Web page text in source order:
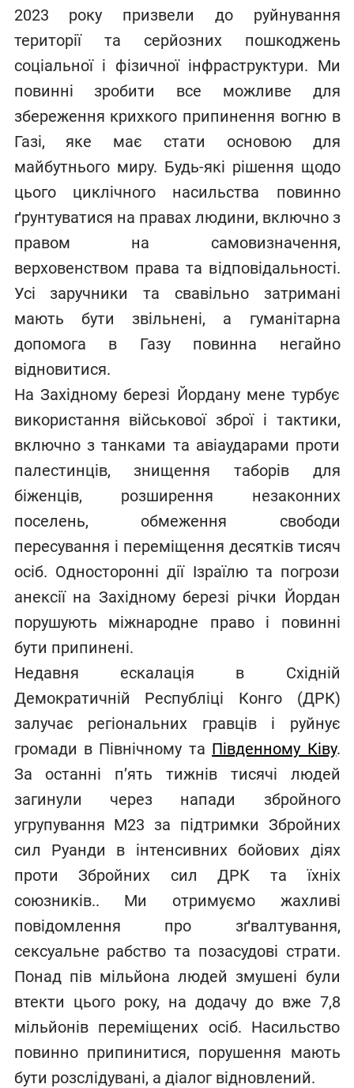
2023 року призвели до руйнування
території та серйозних пошкоджень
соціальної і фізичної інфраструктури. Ми
повинні зробити все можливе для
збереження крихкого припинення вогню в
Газі, яке має стати основою для
майбутнього миру. Будь-які рішення щодо
цього циклічного насильства повинно
ґрунтуватися на правах людини, включно з
правом на самовизначення,
верховенством права та відповідальності.
Усі заручники та свавільно затримані
мають бути звільнені, а гуманітарна
допомога в Газу повинна негайно
відновитися.
На Західному березі Йордану мене турбує
використання військової зброї і тактики,
включно з танками та авіаударами проти
палестинців, знищення таборів для
біженців, розширення незаконних
поселень, обмеження свободи
пересування і переміщення десятків тисяч
осіб. Односторонні дії Ізраїлю та погрози
анексії на Західному березі річки Йордан
порушують міжнародне право і повинні
бути припинені.
Недавня ескалація в Східній
Демократичній Республіці Конго (ДРК)
залучає регіональних гравців і руйнує
громади в Північному та Південному Ківу.
За останні п’ять тижнів тисячі людей
загинули через напади збройного
угрупування M23 за підтримки Збройних
сил Руанди в інтенсивних бойових діях
проти Збройних сил ДРК та їхніх
союзників.. Ми отримуємо жахливі
повідомлення про зґвалтування,
сексуальне рабство та позасудові страти.
Понад пів мільйона людей змушені були
втекти цього року, на додачу до вже 7,8
мільйонів переміщених осіб. Насильство
повинно припинитися, порушення мають
бути розслідувані, а діалог відновлений.